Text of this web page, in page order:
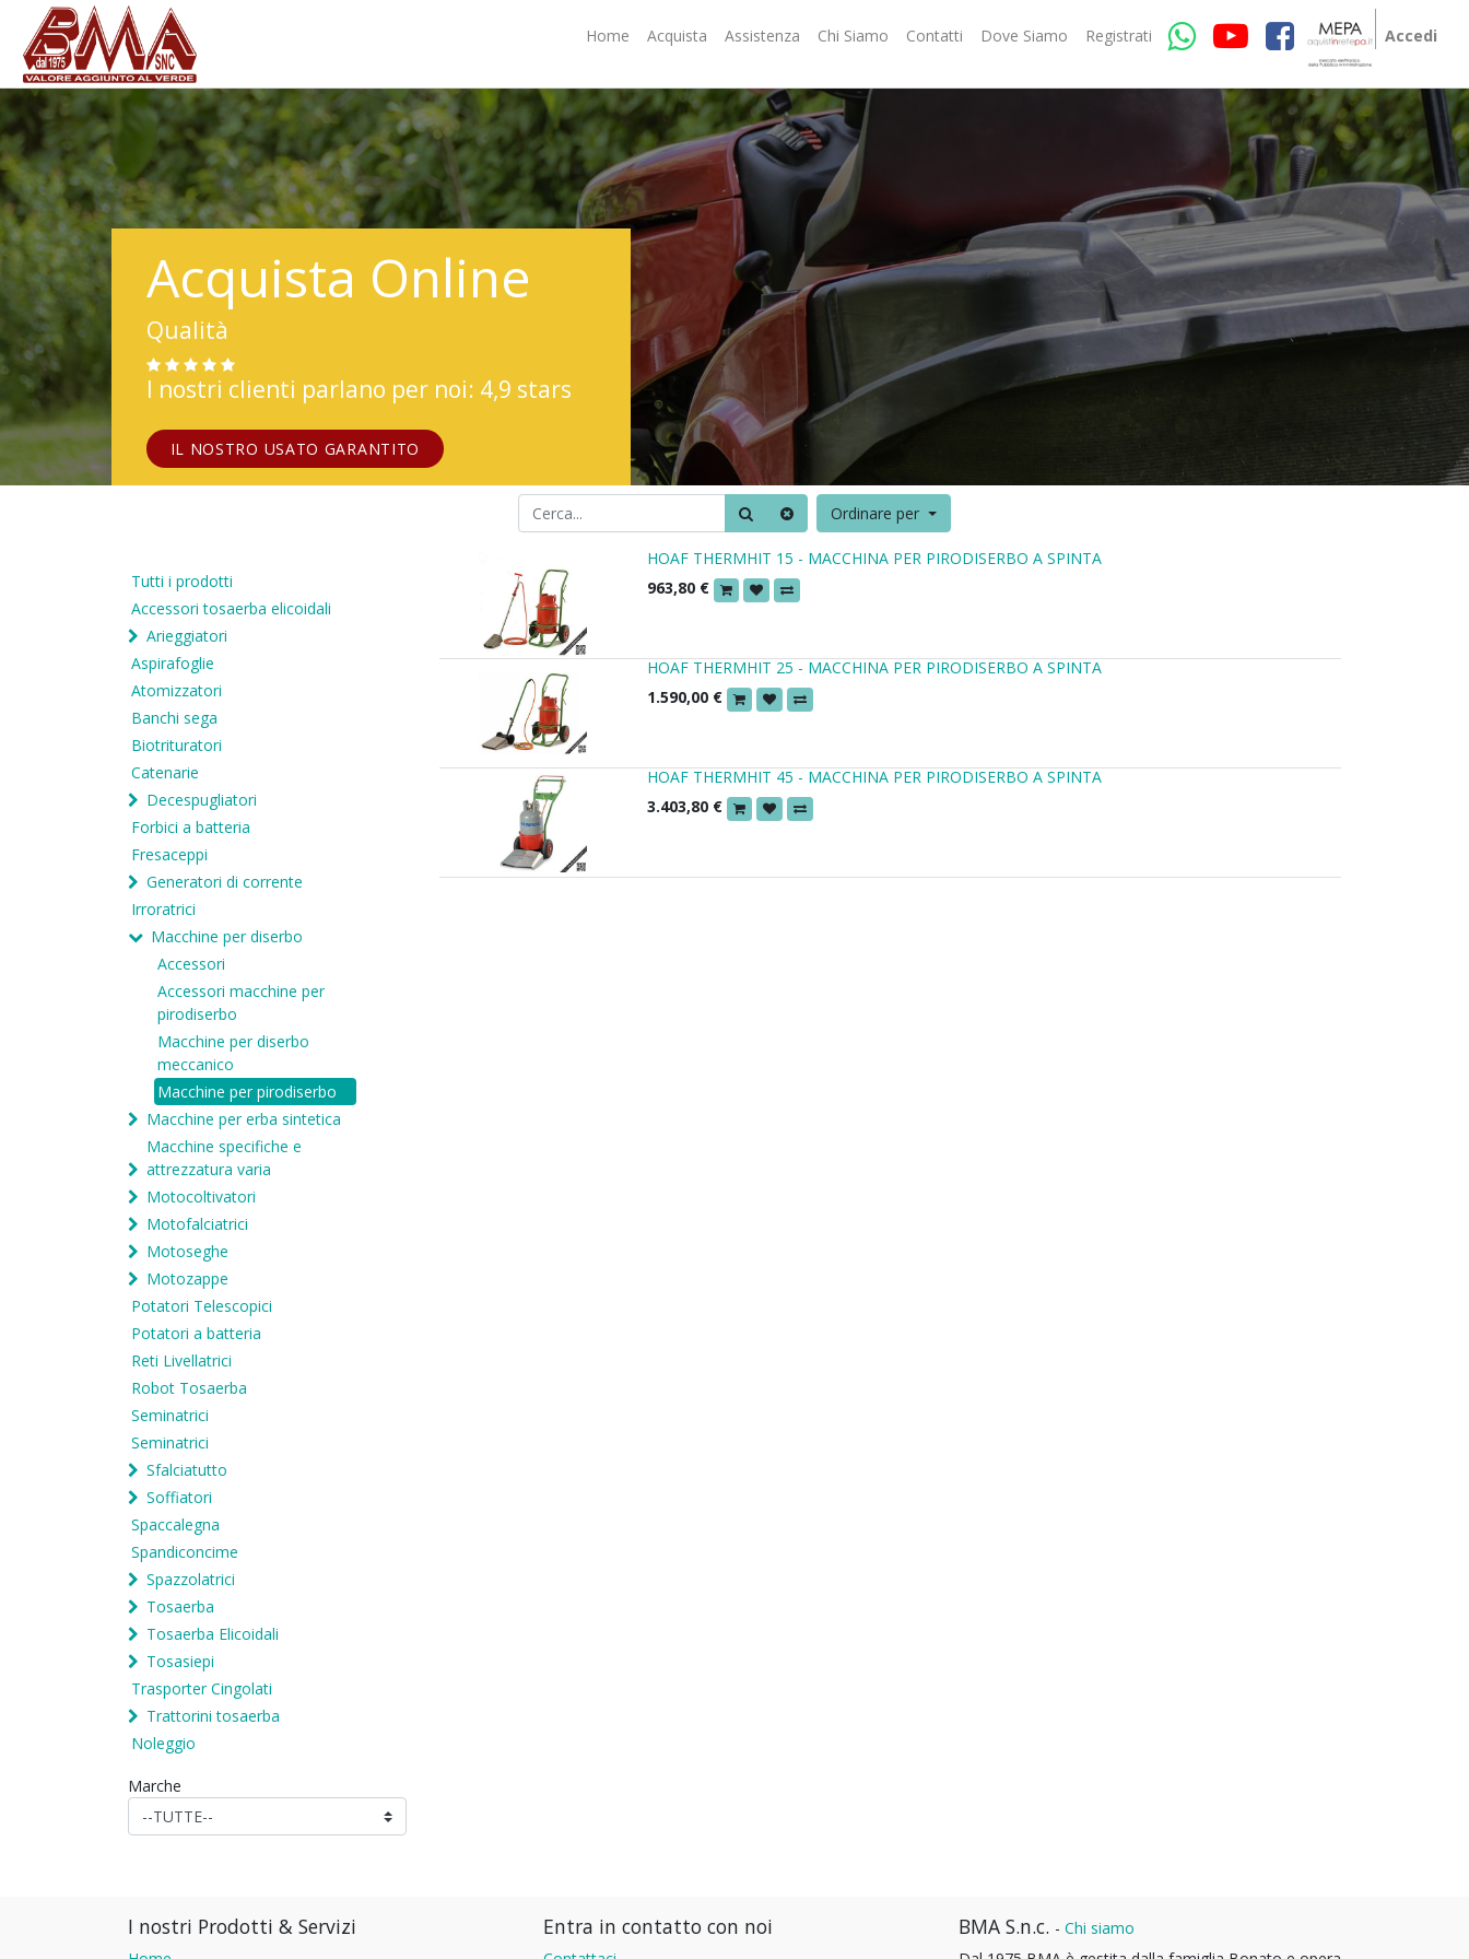
Home Acquista Assistenza Chi Siamo Contatti Dove Siamo Registrati Accedi
Acquista Online
Qualità
I nostri clienti parlano per noi: 4,9 stars
IL NOSTRO USATO GARANTITO
Ordinare per
Tutti i prodotti
Accessori tosaerba elicoidali
Arieggiatori
Aspirafoglie
Atomizzatori
Banchi sega
Biotrituratori
Catenarie
Decespugliatori
Forbici a batteria
Fresaceppi
Generatori di corrente
Irroratrici
Macchine per diserbo
Accessori
Accessori macchine per
pirodiserbo
Macchine per diserbo
meccanico
Macchine per pirodiserbo
Macchine per erba sintetica
Macchine specifiche e
attrezzatura varia
Motocoltivatori
Motofalciatrici
Motoseghe
Motozappe
Potatori Telescopici
Potatori a batteria
Reti Livellatrici
Robot Tosaerba
Seminatrici
Seminatrici
Sfalciatutto
Soffiatori
Spaccalegna
Spandiconcime
Spazzolatrici
Tosaerba
Tosaerba Elicoidali
Tosasiepi
Trasporter Cingolati
Trattorini tosaerba
Noleggio
Marche
HOAF THERMHIT 15 - MACCHINA PER PIRODISERBO A SPINTA
963,80 €
HOAF THERMHIT 25 - MACCHINA PER PIRODISERBO A SPINTA
1.590,00 €
HOAF THERMHIT 45 - MACCHINA PER PIRODISERBO A SPINTA
3.403,80 €
I nostri Prodotti & Servizi Entra in contatto con noi BMA S.n.c. - Chi siamo